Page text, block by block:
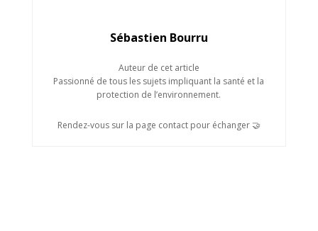
Sébastien Bourru
Auteur de cet article
Passionné de tous les sujets impliquant la santé et la
protection de l’environnement.
Rendez-vous sur la page contact pour échanger 🤝